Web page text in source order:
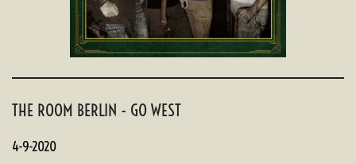
THE ROOM BERLIN - GO WEST
4-9-2020